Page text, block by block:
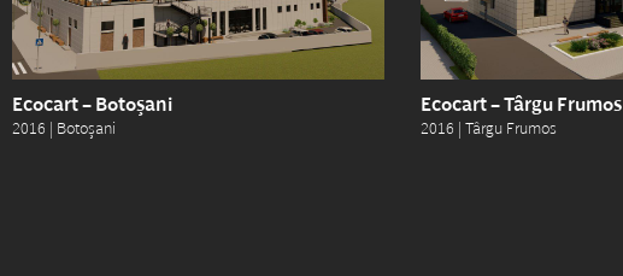
Ecocart – Botoșani
2016 | Botoșani
Ecocart – Târgu Frumos
2016 | Târgu Frumos